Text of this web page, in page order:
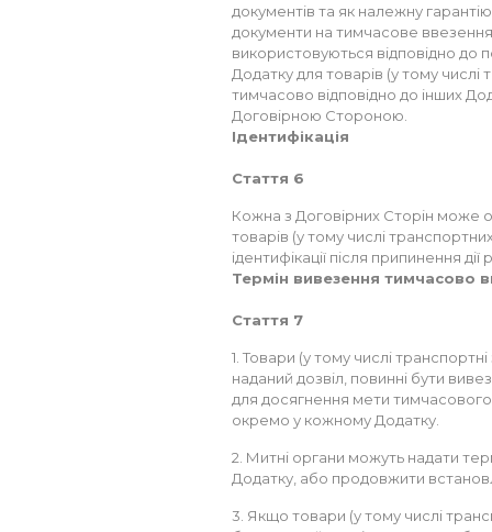
документів та як належну
документи на тимчасове ввезення,
використовуються відповідно
Додатку для товарів (у тому числі
тимчасово відповідно до інших
Договірною Стороною.
Ідентифікація
Стаття 6
Кожна з Договірних Сторін може
товарів (у тому числі
ідентифікації після припинення
Термін вивезення тимчасово
Стаття 7
1. Товари (у тому числі
наданий дозвіл, повинні бути
для досягнення мети
окремо у кожному Додатку.
2. Митні органи можуть надати
Додатку, або продовжити
3. Якщо товари (у тому числі